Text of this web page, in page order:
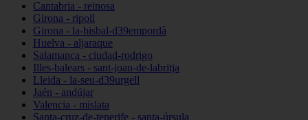
Cantabria - reinosa
Girona - ripoll
Girona - la-bisbal-d39empordà
Huelva - aljaraque
Salamanca - ciudad-rodrigo
Illes-balears - sant-joan-de-labritja
Lleida - la-seu-d39urgell
Jaén - andújar
Valencia - mislata
Santa-cruz-de-tenerife - santa-úrsula